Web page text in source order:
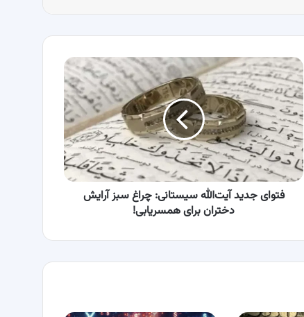
فتوای
جدید
آیت‌الله
سیستانی:
چراغ
سبز
آرایش
دختران
برای
همسریابی!
فتوای جدید آیت‌الله سیستانی: چراغ سبز آرایش
دختران برای همسریابی!